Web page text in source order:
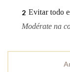
2 Evitar todo
Modérate na